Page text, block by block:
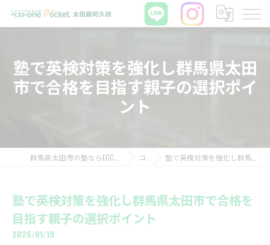
塾で英検対策を強化し群馬県太田
市で合格を目指す親子の選択ポイ
ント
コラム 塾で英検対策を強化し群馬県太田市で合格を目指す親子の選択ポイント
塾で英検対策を強化し群馬県太田市で合格を
目指す親子の選択ポイント
2026/01/19